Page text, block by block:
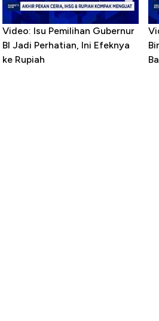
Video: Isu Pemilihan Gubernur
BI Jadi Perhatian, Ini Efeknya
ke Rupiah